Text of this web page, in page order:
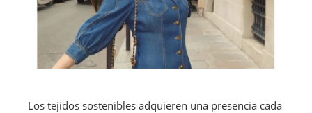
Los tejidos sostenibles adquieren una presencia cada